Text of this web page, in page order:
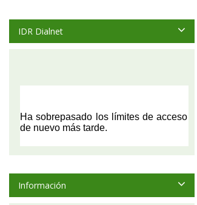
IDR Dialnet
Información